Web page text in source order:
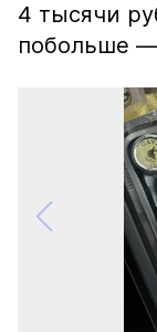
4 тысячи
побольше —